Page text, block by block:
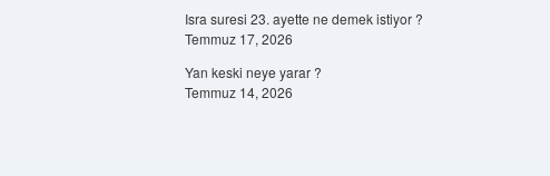
Isra suresi 23. ayette ne demek istiyor ?
Temmuz 17, 2026
Yan keski neye yarar ?
Temmuz 14, 2026